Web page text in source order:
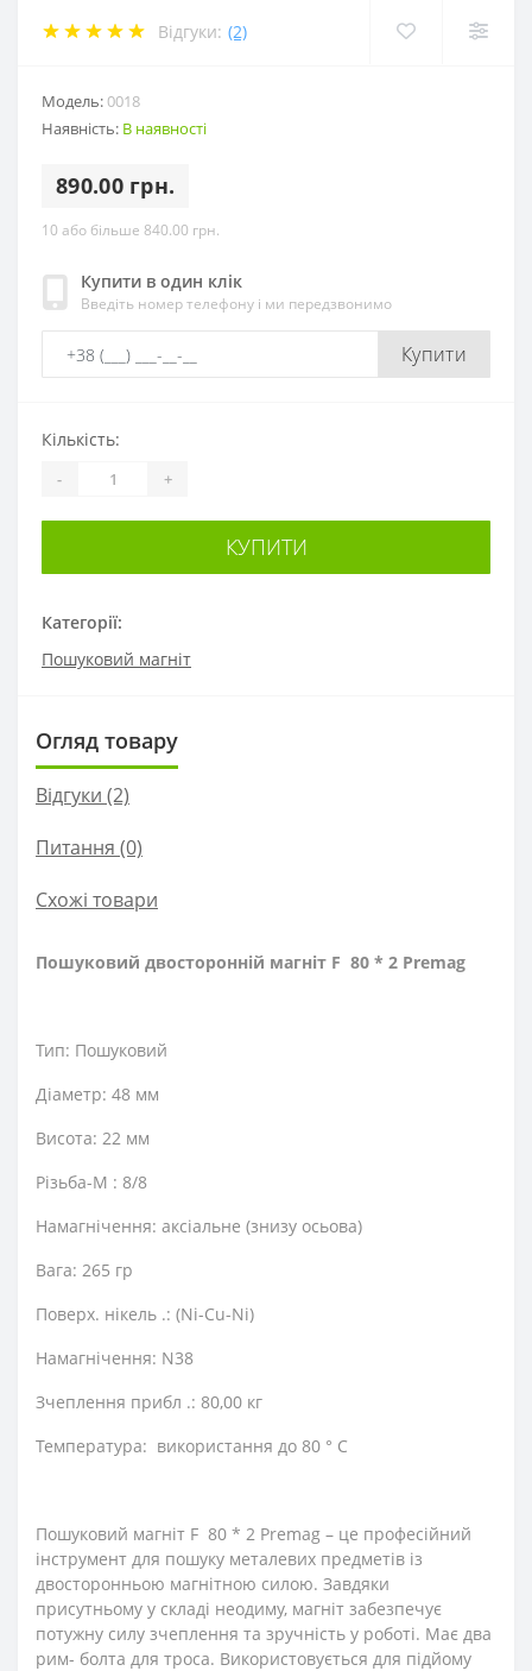
Відгуки: (2)
Модель:0018
Наявність: В наявності
890.00 грн.
10 або більше 840.00 грн.
Купити в один клік
Введіть номер телефону і ми передзвонимо
Купити
Категорії:
Пошуковий магніт
Кількість:
- +
КУПИТИ
Огляд товару
Відгуки (2)
Питання (0)
Схожі товари
Пошуковий двосторонній магніт F 80 * 2 Premag
Тип: Пошуковий
Діаметр: 48 мм
Висота: 22 мм
Різьба-М : 8/8
Намагнічення: аксіальне (знизу осьова)
Вага: 265 гр
Поверх. нікель .: (Ni-Cu-Ni)
Намагнічення: N38
Зчеплення прибл .: 80,00 кг
Температура: використання до 80 ° C
Пошуковий магніт F 80 * 2 Premag – це професійний
інструмент для пошуку металевих предметів із
двосторонньою магнітною силою. Завдяки
присутньому у складі неодиму, магніт забезпечує
потужну силу зчеплення та зручність у роботі. Має два
рим- болта для троса. Використовується для підйому